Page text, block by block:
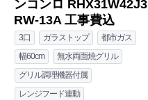
ンコンロ RHX31W42J3
RW-13A 工事費込
3口 ガラストップ
都市ガス
幅60cm
無水両面焼グリル
グリル調理機器付属
レンジフード連動